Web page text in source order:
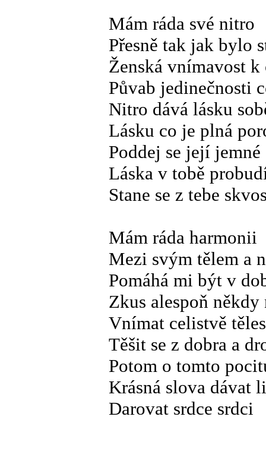
Mám ráda své nitro
Přesně tak jak bylo
Ženská vnímavost
Půvab jedinečnosti
Nitro dává lásku
Lásku co je plná
Poddej se její jemné
Láska v tobě
Stane se z tebe
Mám ráda harmonii
Mezi svým tělem a
Pomáhá mi být v
Zkus alespoň
Vnímat celistvě
Těšit se z dobra a
Potom o tomto
Krásná slova dávat
Darovat srdce srdci